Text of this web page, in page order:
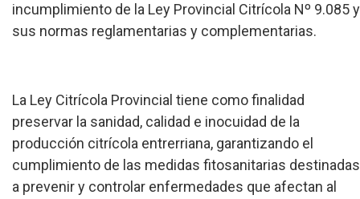
incumplimiento de la Ley Provincial Citrícola Nº 9.085 y
sus normas reglamentarias y complementarias.
La Ley Citrícola Provincial tiene como finalidad
preservar la sanidad, calidad e inocuidad de la
producción citrícola entrerriana, garantizando el
cumplimiento de las medidas fitosanitarias destinadas
a prevenir y controlar enfermedades que afectan al